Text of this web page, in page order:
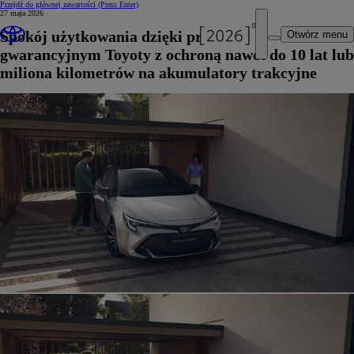
Przejdź do głównej zawartości (Press Enter)
Otwórz menu
27 maja 2026
Spokój użytkowania dzięki programom
gwarancyjnym Toyoty z ochroną nawet do 10 lat lub
miliona kilometrów na akumulatory trakcyjne